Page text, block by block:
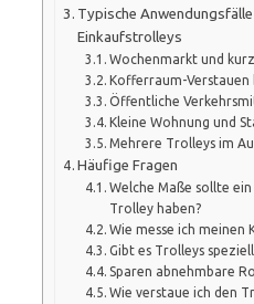
Typische
Einkaufstrolleys
Wochenmarkt und
Kofferraum-Verstauen
Öffentliche
Kleine Wohnung und
Mehrere Trolleys im
Häufige Fragen
Welche Maße sollte
Trolley haben?
Wie messe ich meinen
Gibt es Trolleys
Sparen abnehmbare
Wie verstaue ich den